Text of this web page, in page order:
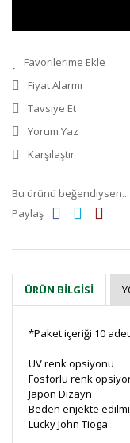
Fiyat Alarmı
Tavsiye Et
Yorum Yaz
Karşılaştır
Bu ürünü beğendiysen...
Paylaş
ÜRÜN BILGISI
*Paket içeriği 10
UV renk opsiyonu
Fosforlu renk
Japon Dizayn
Beden enjekte
Lucky John Tioga